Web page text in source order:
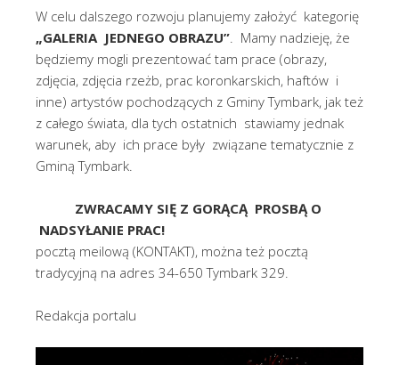
W celu dalszego rozwoju planujemy założyć kategorię
„GALERIA JEDNEGO OBRAZU” . Mamy nadzieję, że
będziemy mogli prezentować tam prace (obrazy,
zdjęcia, zdjęcia rzeżb, prac koronkarskich, haftów i
inne) artystów pochodzących z Gminy Tymbark, jak też
z całego świata, dla tych ostatnich stawiamy jednak
warunek, aby ich prace były związane tematycznie z
Gminą Tymbark.
ZWRACAMY SIĘ Z GORĄCĄ PROSBĄ O
NADSYŁANIE PRAC!
pocztą meilową (KONTAKT), można też pocztą
tradycyjną na adres 34-650 Tymbark 329.
Redakcja portalu